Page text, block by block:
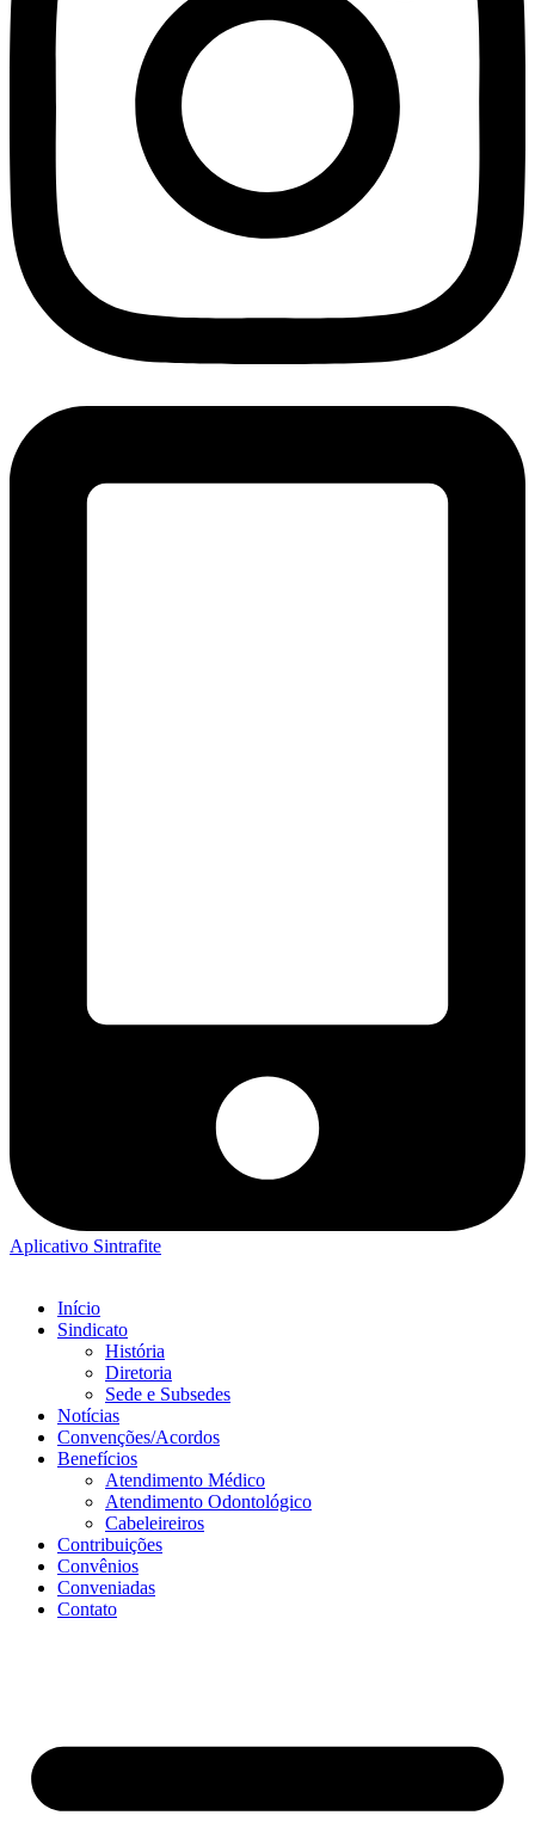
Aplicativo Sintrafite
Início
Sindicato
História
Diretoria
Sede e Subsedes
Notícias
Convenções/Acordos
Benefícios
Atendimento Médico
Atendimento Odontológico
Cabeleireiros
Contribuições
Convênios
Conveniadas
Contato